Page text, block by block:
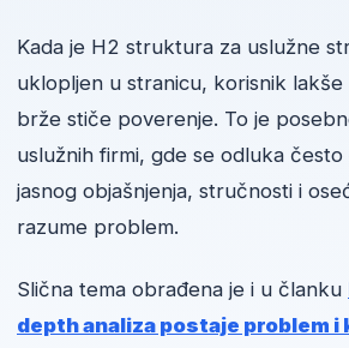
Kada je H2 struktura za uslužne
uklopljen u stranicu, korisnik
brže stiče poverenje. To je
uslužnih firmi, gde se odluka
jasnog objašnjenja, stručnosti i
razume problem.
Slična tema obrađena je i u članku
depth analiza postaje problem i